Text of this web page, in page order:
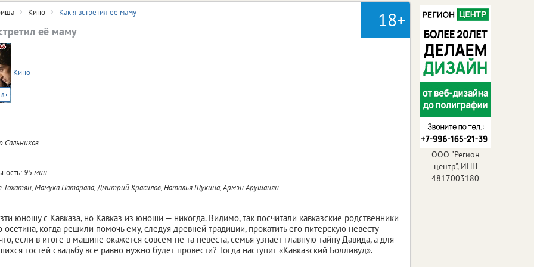
18+
Кино Как я встретил её маму
её маму
Кино
Сальников
95 мин.
Тохатян, Мамука Патарава, Дмитрий Красилов, Наталья Щукина, Армэн Арушанян
юношу с Кавказа, но Кавказ из юноши — никогда. Видимо, так посчитали кавказские родственники
осетина, когда решили помочь ему, следуя древней традиции, прокатить его питерскую невесту
если в итоге в машине окажется совсем не та невеста, семья узнает главную тайну Давида, а для
гостей свадьбу все равно нужно будет провести? Тогда наступит «Кавказский Болливуд».
ООО "Регион
центр", ИНН
4817003180